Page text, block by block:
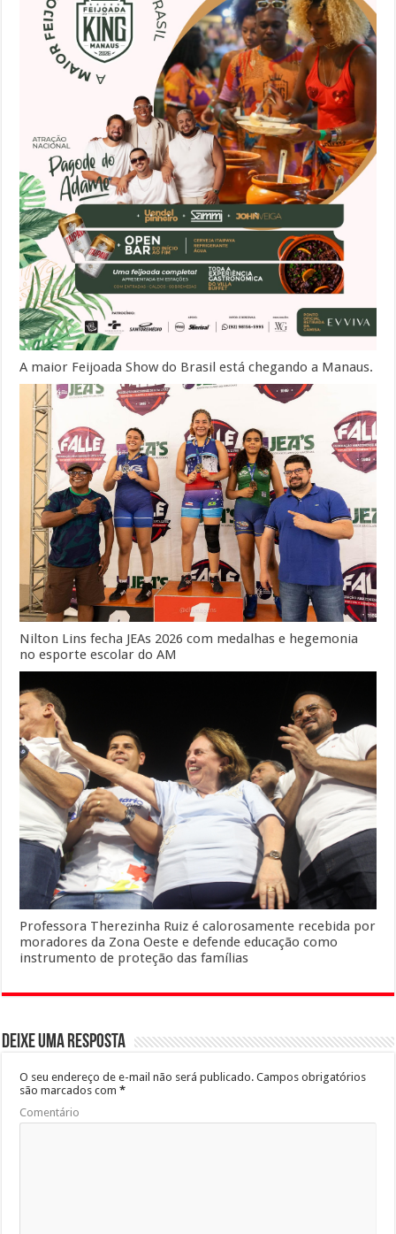
A maior Feijoada Show do Brasil está chegando a Manaus.
Nilton Lins fecha JEAs 2026 com medalhas e hegemonia
no esporte escolar do AM
Professora Therezinha Ruiz é calorosamente recebida por
moradores da Zona Oeste e defende educação como
instrumento de proteção das famílias
Deixe uma resposta
O seu endereço de e-mail não será publicado. Campos obrigatórios
são marcados com*
Comentário